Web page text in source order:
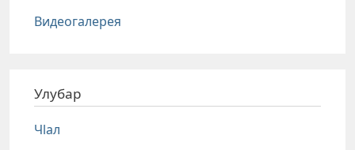
Видеогалерея
Улубар
Чlал